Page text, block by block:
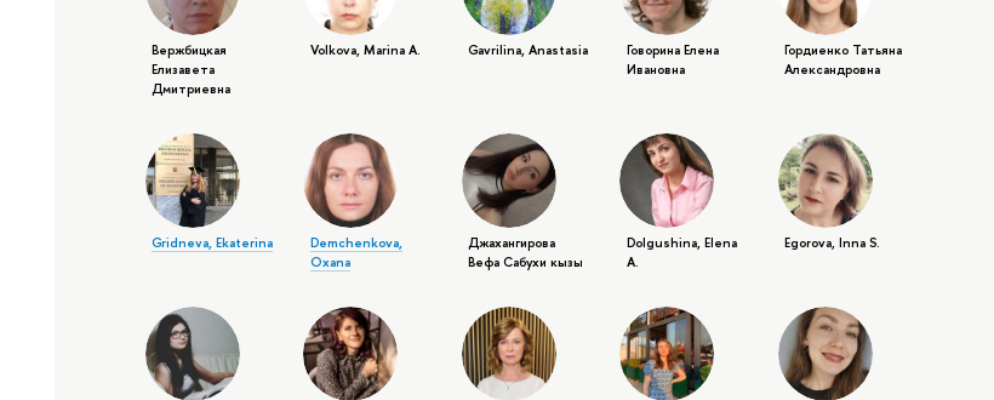
Вержбицкая
Елизавета
Дмитриевна
Volkova, Marina A. Gavrilina, Anastasia
Говорина Елена
Ивановна
Гордиенко Татьяна
Александровна
Gridneva, Ekaterina
Demchenkova,
Oxana
Джахангирова
Вефа Сабухи кызы
Dolgushina, Elena
A.
Egorova, Inna S.